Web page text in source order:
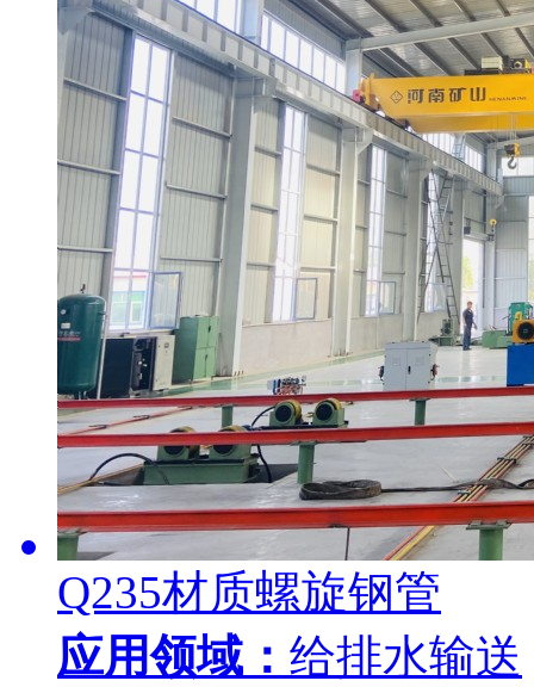
Q235材质螺旋钢管
应用领域： 给排水输送